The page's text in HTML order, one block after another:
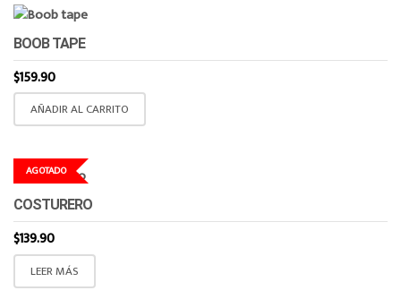
BOOB TAPE
$159.90
AÑADIR AL CARRITO
AGOTADO
COSTURERO
$139.90
LEER MÁS